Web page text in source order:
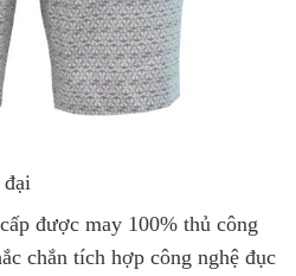
được may 100% thủ công
chắn tích hợp công nghệ đục